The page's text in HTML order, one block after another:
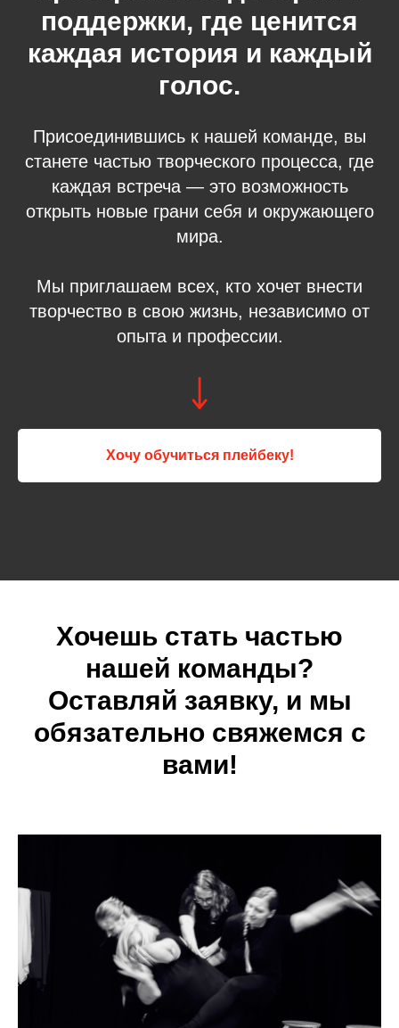
поддержки, где ценится
каждая история и каждый
голос.
Присоединившись к нашей команде, вы
станете частью творческого процесса, где
каждая встреча — это возможность
открыть новые грани себя и окружающего
мира.
Мы приглашаем всех, кто хочет внести
творчество в свою жизнь, независимо от
опыта и профессии.
Хочу обучиться плейбеку!
Хочешь стать частью
нашей команды?
Оставляй заявку, и мы
обязательно свяжемся с
вами!